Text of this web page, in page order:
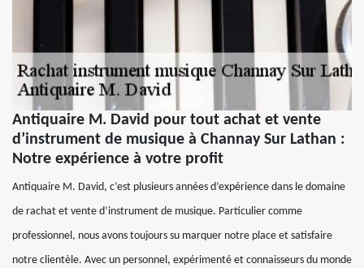
Antiquaire M. David pour tout achat et vente
d’instrument de musique à Channay Sur Lathan :
Notre expérience à votre profit
Antiquaire M. David, c’est plusieurs années d’expérience dans le domaine
de rachat et vente d’instrument de musique. Particulier comme
professionnel, nous avons toujours su marquer notre place et satisfaire
notre clientèle. Avec un personnel, expérimenté et connaisseurs du monde